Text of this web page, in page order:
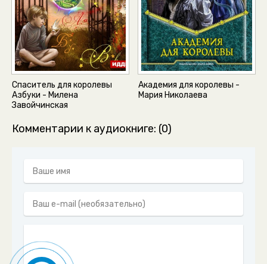
Спаситель для королевы
Азбуки - Милена
Завойчинская
Академия для королевы -
Мария Николаева
Комментарии к аудиокниге: (0)